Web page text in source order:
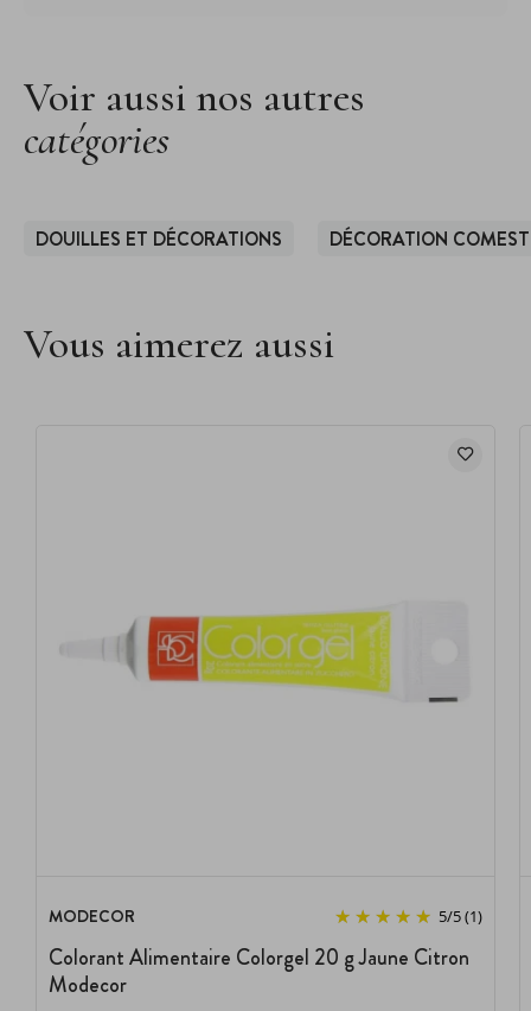
Voir aussi nos autres
catégories
DOUILLES ET DÉCORATIONS DÉCORATION
Vous aimerez aussi
MODECOR 5/5(1)
Colorant Alimentaire Colorgel 20 g Jaune Citron
Modecor